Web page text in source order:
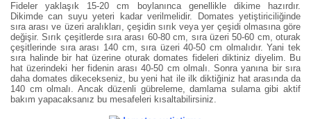
Fideler yaklaşık 15-20 cm boylanınca genellikle dikime hazırdır.
Dikimde can suyu yeteri kadar verilmelidir. Domates yetiştiriciliğinde
sıra arası ve üzeri aralıkları, çeşidin sırık veya yer çeşidi olmasına göre
değişir. Sırık çeşitlerde sıra arası 60-80 cm, sıra üzeri 50-60 cm, oturak
çeşitlerinde sıra arası 140 cm, sıra üzeri 40-50 cm olmalıdır. Yani tek
sıra halinde bir hat üzerine oturak domates fideleri diktiniz diyelim. Bu
hat üzerindeki her fidenin arası 40-50 cm olmalı. Sonra yanına bir sıra
daha domates dikecekseniz, bu yeni hat ile ilk diktiğiniz hat arasında da
140 cm olmalı. Ancak düzenli gübreleme, damlama sulama gibi aktif
bakım yapacaksanız bu mesafeleri kısaltabilirsiniz.